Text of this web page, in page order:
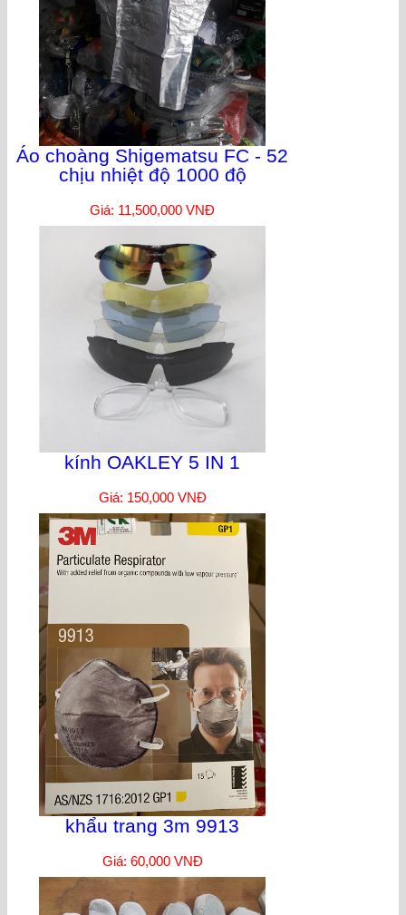
Áo choàng Shigematsu FC - 52
chịu nhiệt độ 1000 độ
Giá: 11,500,000 VNĐ
kính OAKLEY 5 IN 1
Giá: 150,000 VNĐ
khẩu trang 3m 9913
Giá: 60,000 VNĐ